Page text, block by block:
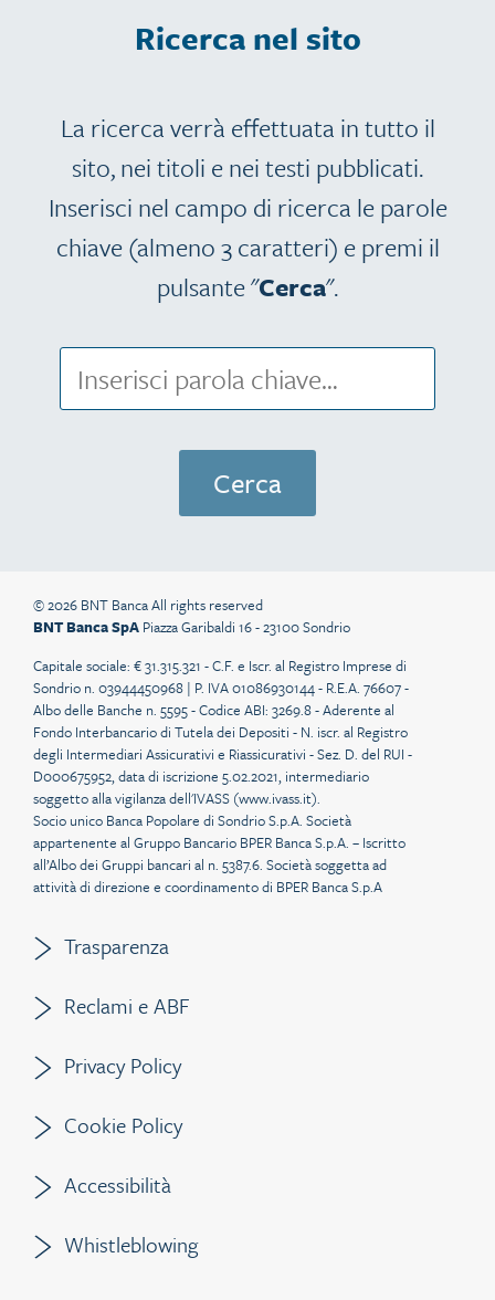
Ricerca nel sito
La ricerca verrà effettuata in tutto il
sito, nei titoli e nei testi pubblicati.
Inserisci nel campo di ricerca le parole
chiave (almeno 3 caratteri) e premi il
pulsante "Cerca".
© 2026 BNT Banca All rights reserved
BNT Banca SpA Piazza Garibaldi 16 - 23100 Sondrio
Capitale sociale: € 31.315.321 - C.F. e Iscr. al Registro Imprese di
Sondrio n. 03944450968 | P. IVA 01086930144 - R.E.A. 76607 -
Albo delle Banche n. 5595 - Codice ABI: 3269.8 - Aderente al
Fondo Interbancario di Tutela dei Depositi - N. iscr. al Registro
degli Intermediari Assicurativi e Riassicurativi - Sez. D. del RUI -
D000675952, data di iscrizione 5.02.2021, intermediario
soggetto alla vigilanza dell'IVASS (www.ivass.it).
Socio unico Banca Popolare di Sondrio S.p.A. Società
appartenente al Gruppo Bancario BPER Banca S.p.A. – Iscritto
all’Albo dei Gruppi bancari al n. 5387.6. Società soggetta ad
attività di direzione e coordinamento di BPER Banca S.p.A
Trasparenza
Reclami e ABF
Privacy Policy
Cookie Policy
Accessibilità
Whistleblowing